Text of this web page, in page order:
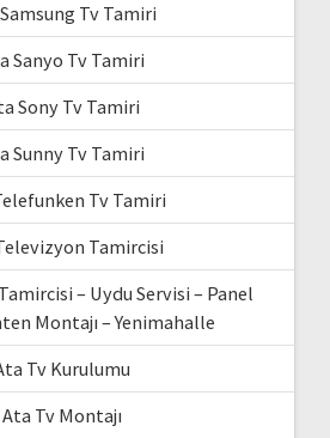
Tv Tamiri
Sanyo Tv Tamiri
Sony Tv Tamiri
Sunny Tv Tamiri
Tv Tamiri
Tamircisi
– Uydu Servisi – Panel
Montajı – Yenimahalle
Tv Kurulumu
Ata Tv Montajı